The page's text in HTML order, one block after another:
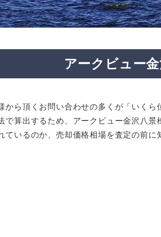
アークビュー
ら頂くお問い合わせの多くが「いく
算出するため、アークビュー金沢八
いるのか、売却価格相場を査定の前に